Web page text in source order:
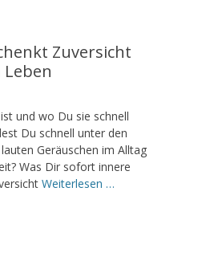
Zuversicht
und wo Du sie schnell
Du schnell unter den
Geräuschen im Alltag
Was Dir sofort innere
Weiterlesen …